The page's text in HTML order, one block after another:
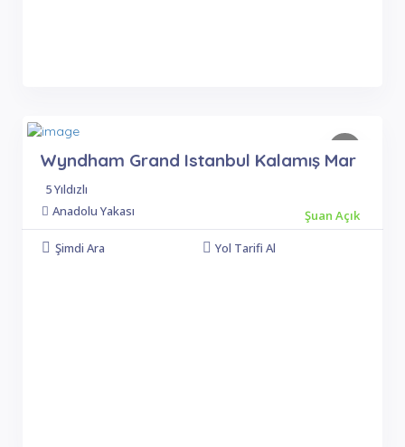
Wyndham Grand Istanbul Kalamış Mar
5 Yıldızlı
Anadolu Yakası
Şuan Açık
Şimdi Ara
Yol Tarifi Al